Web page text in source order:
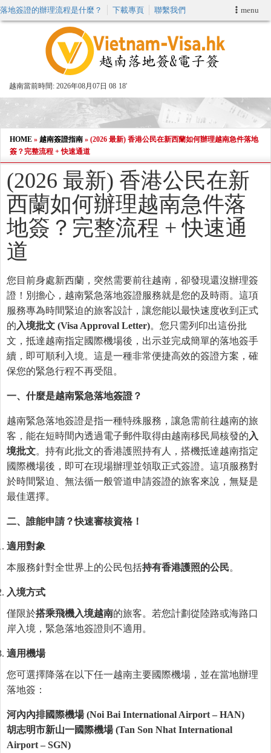
menu
落地簽證的辦理流程是什麼？ 下載專頁 聯繫我們
越南當前時間: 2026年08月07日 08 18'
申請簽證
VIP快速通關服务
加快E-VISA服務
週末緊急電子簽證
查詢簽證狀態
HOME » 越南簽證指南 » (2026 最新) 香港公民在新西蘭如何辦理越南急件落地
簽？完整流程 + 快速通道
(2026 最新) 香港公民在新
西蘭如何辦理越南急件落
地簽？完整流程 + 快速通
道
您目前身處新西蘭，突然需要前往越南，卻發現還沒辦理簽
證！別擔心，越南緊急落地簽證服務就是您的及時雨。這項
服務專為時間緊迫的旅客設計，讓您能以最快速度收到正式
的 入境批文 (Visa Approval Letter)。您只需列印出這份批
文，抵達越南指定國際機場後，出示並完成簡單的落地簽手
續，即可順利入境。這是一種非常便捷高效的簽證方案，確
保您的緊急行程不再受阻。
一、什麼是越南緊急落地簽證？
越南緊急落地簽證是指一種特殊服務，讓急需前往越南的旅
客，能在短時間內透過電子郵件取得由越南移民局核發的 入
境批文。持有此批文的香港護照持有人，搭機抵達越南指定
國際機場後，即可在現場辦理並領取正式簽證。這項服務對
於時間緊迫、無法循一般管道申請簽證的旅客來說，無疑是
最佳選擇。
二、誰能申請？快速審核資格！
適用對象
本服務針對全世界上的公民包括持有香港護照的公民。
入境方式
僅限於搭乘飛機入境越南的旅客。若您計劃從陸路或海路口
岸入境，緊急落地簽證則不適用。
適用機場
您可選擇降落在以下任一越南主要國際機場，並在當地辦理
落地簽：
河內內排國際機場(Noi Bai International Airport – HAN)
胡志明市新山一國際機場(Tan Son Nhat International
Airport – SGN)